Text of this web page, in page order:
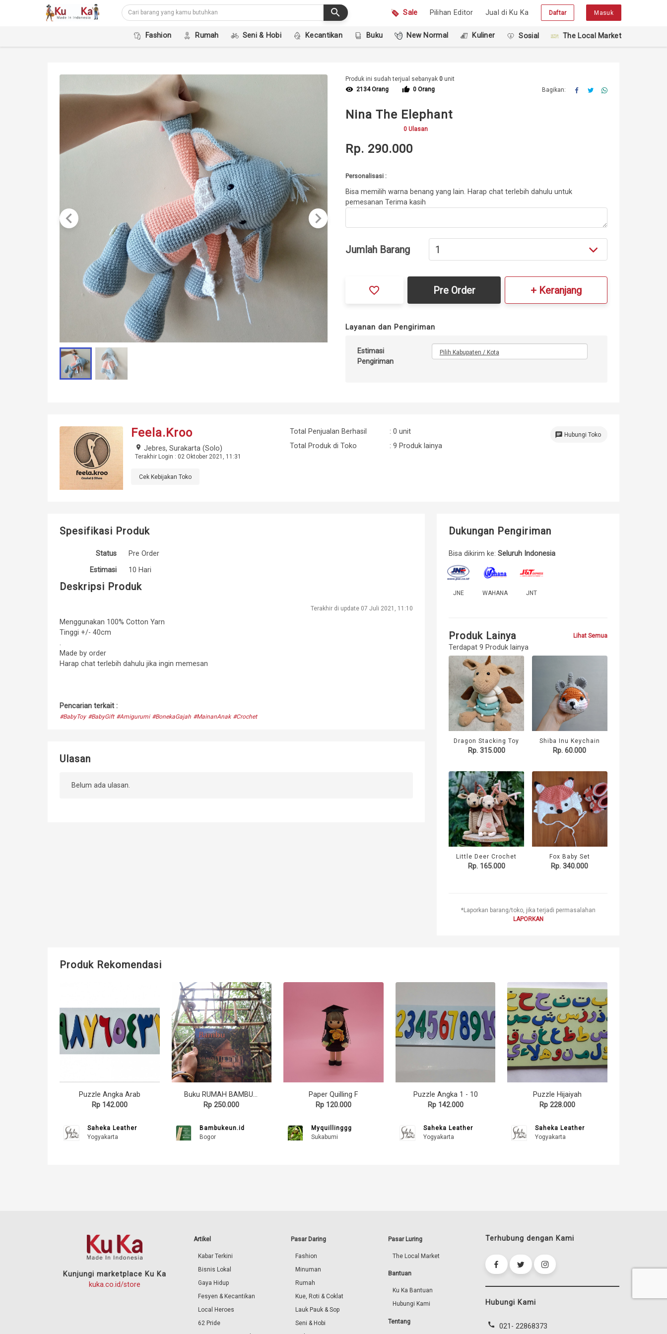
search Sale Pilihan Editor Jual di Ku Ka Daftar Masuk
Fashion Rumah Seni & Hobi Kecantikan Buku New Normal Kuliner Sosial The Local Market
keyboard_arrow_left keyboard_arrow_right
Produk ini sudah terjual sebanyak 0 unit
visibility 2134 Orang thumb_up 0 Orang Bagikan:
Nina The Elephant
0 Ulasan
Rp. 290.000
Personalisasi :
Bisa memilih warna benang yang lain. Harap chat terlebih dahulu untuk
pemesanan Terima kasih
Jumlah Barang
favorite_border Pre Order + Keranjang
Layanan dan Pengiriman
Estimasi
Pengiriman
Pilih Kabupaten / Kota
Feela.Kroo
place Jebres, Surakarta (Solo)
Terakhir Login : 02 Oktober 2021, 11:31
Cek Kebijakan Toko
Total Penjualan Berhasil
: 0 unit
Total Produk di Toko
: 9 Produk lainya
chat Hubungi Toko
Spesifikasi Produk
Status
Pre Order
Estimasi
10 Hari
Deskripsi Produk
Terakhir di update 07 Juli 2021, 11:10
Menggunakan 100% Cotton Yarn
Tinggi +/- 40cm
.
Made by order
Harap chat terlebih dahulu jika ingin memesan
Pencarian terkait :
#BabyToy #BabyGift #Amigurumi #BonekaGajah #MainanAnak #Crochet
Ulasan
Belum ada ulasan.
Dukungan Pengiriman
Bisa dikirim ke:Seluruh Indonesia
JNE WAHANA JNT
Produk Lainya
Terdapat 9 Produk lainya
Lihat Semua
Dragon Stacking Toy
Rp. 315.000
Shiba Inu Keychain
Rp. 60.000
Little Deer Crochet
Rp. 165.000
Fox Baby Set
Rp. 340.000
*Laporkan barang/toko, jika terjadi permasalahan
LAPORKAN
Produk Rekomendasi
Puzzle Angka Arab
Rp 142.000
Saheka Leather
Yogyakarta
Buku RUMAH BAMBU - Arsitektur Khas Jawa Barat
Rp 250.000
Bambukeun.id
Bogor
Paper Quilling F
Rp 120.000
Myquillinggg
Sukabumi
Puzzle Angka 1 - 10
Rp 142.000
Saheka Leather
Yogyakarta
Puzzle Hijaiyah
Rp 228.000
Saheka Leather
Yogyakarta
Kunjungi marketplace Ku Ka
kuka.co.id/store
Artikel
Kabar Terkini
Bisnis Lokal
Gaya Hidup
Fesyen & Kecantikan
Local Heroes
62 Pride
Pasar Daring
Fashion
Minuman
Rumah
Kue, Roti & Coklat
Lauk Pauk & Sop
Seni & Hobi
Pasar Luring
The Local Market
Bantuan
Ku Ka Bantuan
Hubungi Kami
Tentang
Terhubung dengan Kami
Hubungi Kami
call 021- 22868373